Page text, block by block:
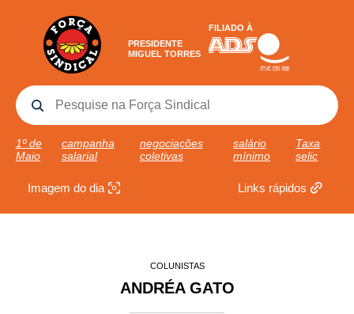
PRESIDENTE
MIGUEL TORRES
FILIADO À
1º de
Maio
campanha
salarial
negociações
coletivas
salário
mínimo
Taxa
selic
Imagem do dia Links rápidos
COLUNISTAS
ANDRÉA GATO